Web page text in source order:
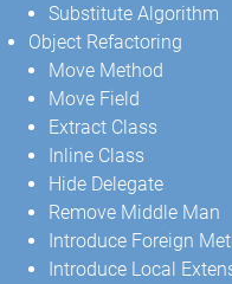
Substitute Algorithm
Object Refactoring
Move Method
Move Field
Extract Class
Inline Class
Hide Delegate
Remove Middle Man
Introduce Foreign
Introduce Local